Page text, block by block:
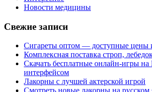
Новости медицины
Свежие записи
Сигареты оптом — доступные цены
Комплексная поставка строп,
Скачать бесплатные онлайн-игры
интерфейсом
Лакорны с лучшей актерской игрой